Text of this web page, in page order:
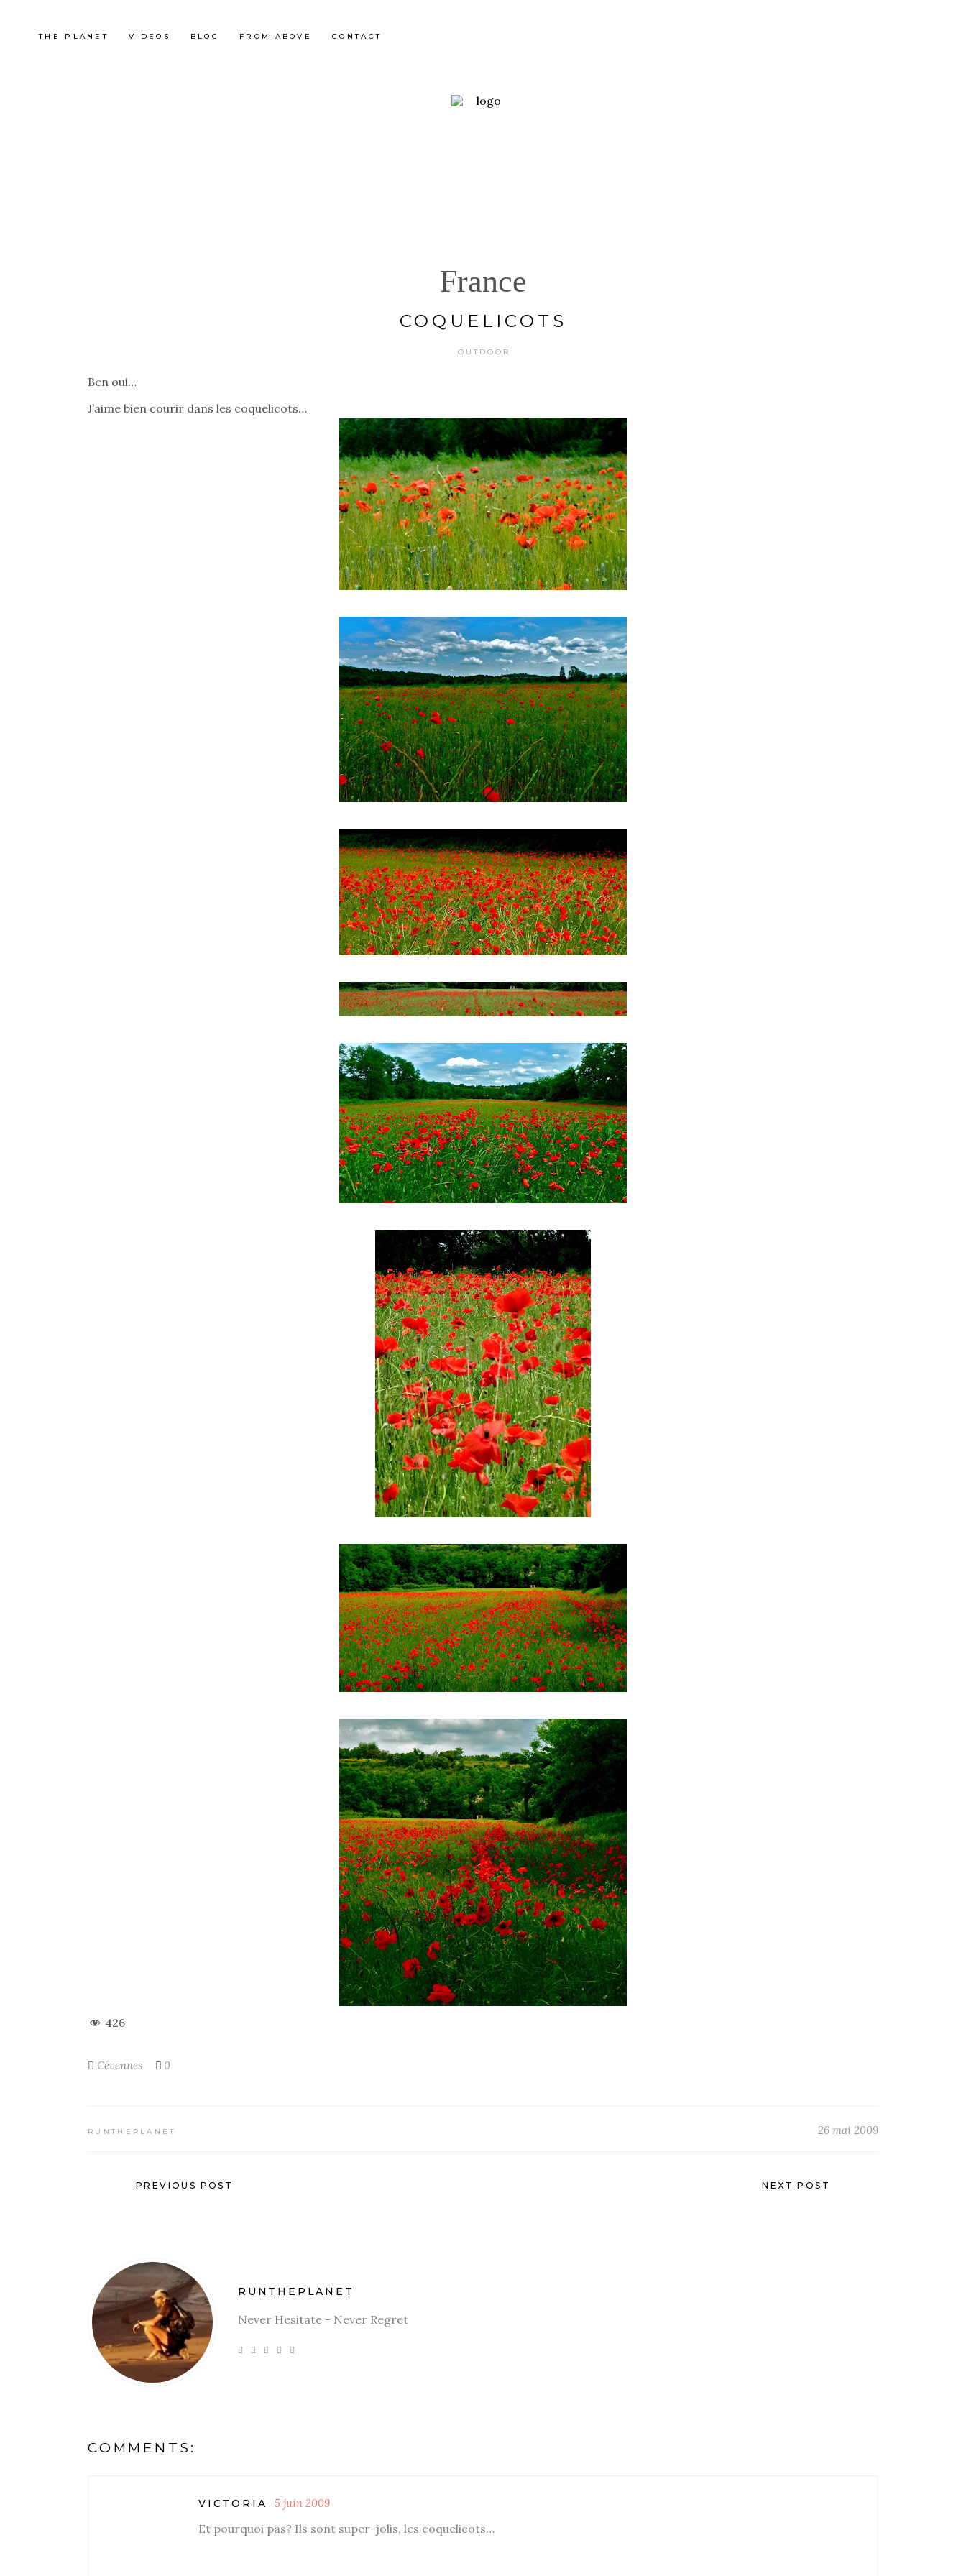
THE PLANET VIDEOS BLOG FROM ABOVE CONTACT
France
COQUELICOTS
OUTDOOR
Ben oui…
J’aime bien courir dans les coquelicots…
426
Cévennes 0
RUNTHEPLANET 26 mai 2009
PREVIOUS POST NEXT POST
RUNTHEPLANET
Never Hesitate - Never Regret
COMMENTS:
VICTORIA 5 juin 2009
Et pourquoi pas? Ils sont super-jolis, les coquelicots…